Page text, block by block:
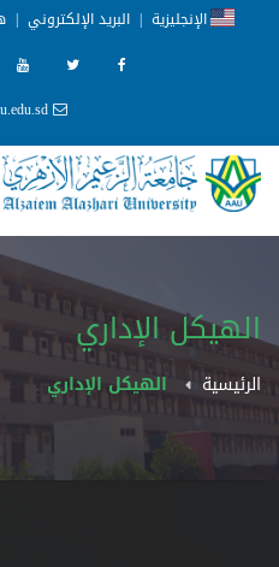
الإنجليزية | البريد الإلكتروني |
الهيكل الإداري
الرئيسية الهيكل الإداري